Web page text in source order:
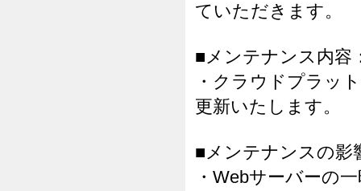
ていただきます。
■メンテナンス内容
・クラウドプラッ
更新いたします。
■メンテナンスの影
・Webサーバーの